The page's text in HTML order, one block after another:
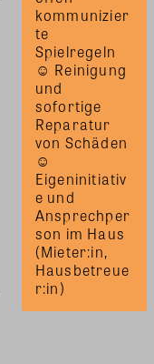
kommunizier
te
Spielregeln
☺ Reinigung
und
sofortige
Reparatur
von Schäden
☺
Eigeninitiativ
e und
Ansprechper
son im Haus
(Mieter:in,
Hausbetreue
r:in)